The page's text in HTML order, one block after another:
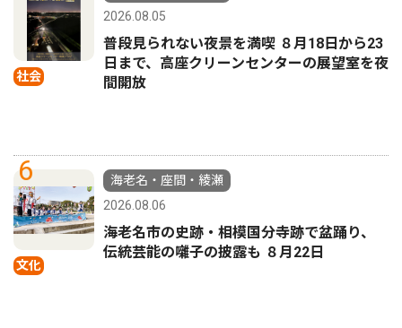
社会
2026.08.05
普段見られない夜景を満喫 ８月18日から23
日まで、高座クリーンセンターの展望室を夜
間開放
6
文化
海老名・座間・綾瀬
2026.08.06
海老名市の史跡・相模国分寺跡で盆踊り、
伝統芸能の囃子の披露も ８月22日